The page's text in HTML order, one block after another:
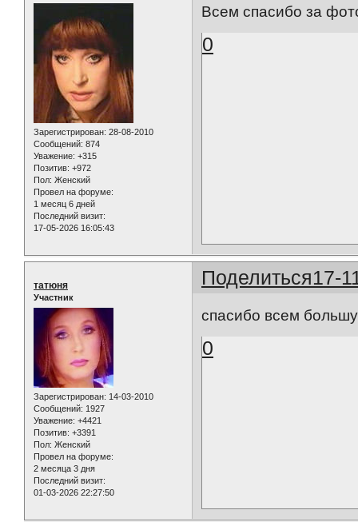
Зарегистрирован: 28-08-2010
Сообщений: 874
Уважение: +315
Позитив: +972
Пол: Женский
Провел на форуме:
1 месяц 6 дней
Последний визит:
17-05-2026 16:05:43
Всем спасибо за
0
Поделиться17-
татюня
Участник
Зарегистрирован: 14-03-2010
Сообщений: 1927
Уважение: +4421
Позитив: +3391
Пол: Женский
Провел на форуме:
2 месяца 3 дня
Последний визит:
01-03-2026 22:27:50
спасибо всем
0